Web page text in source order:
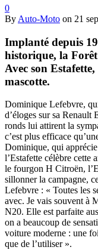
0
By Auto-Moto on 21
Implanté depuis
historique, la
Avec son
mascotte.
Dominique Lefebvre,
d’éloges sur sa Renault
ronds lui attirent la
c’est plus efficace
Dominique, qui
l’Estafette célèbre cette
le fourgon H Citroën,
sillonner la campagne,
Lefebvre : « Toutes les
avec. Je vais souvent à
N20. Elle est parfaite
on a beaucoup de
voiture moderne : une
que de l’utiliser ».